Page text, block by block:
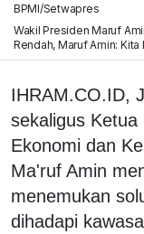
BPMI/Setwapres
Wakil Presiden Maruf
Rendah, Maruf Amin:
IHRAM.CO.ID,
sekaligus Ketua
Ekonomi dan
Ma'ruf Amin
menemukan
dihadapi